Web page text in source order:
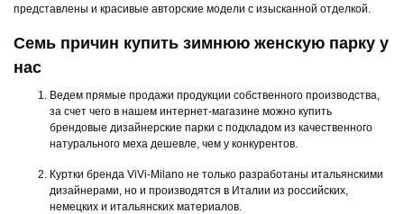
представлены и красивые авторские модели с изысканной отделкой.
Семь причин купить зимнюю женскую парку у
нас
Ведем прямые продажи продукции собственного производства,
за счет чего в нашем интернет-магазине можно купить
брендовые дизайнерские парки с подкладом из качественного
натурального меха дешевле, чем у конкурентов.
Куртки бренда ViVi-Milano не только разработаны итальянскими
дизайнерами, но и производятся в Италии из российских,
немецких и итальянских материалов.